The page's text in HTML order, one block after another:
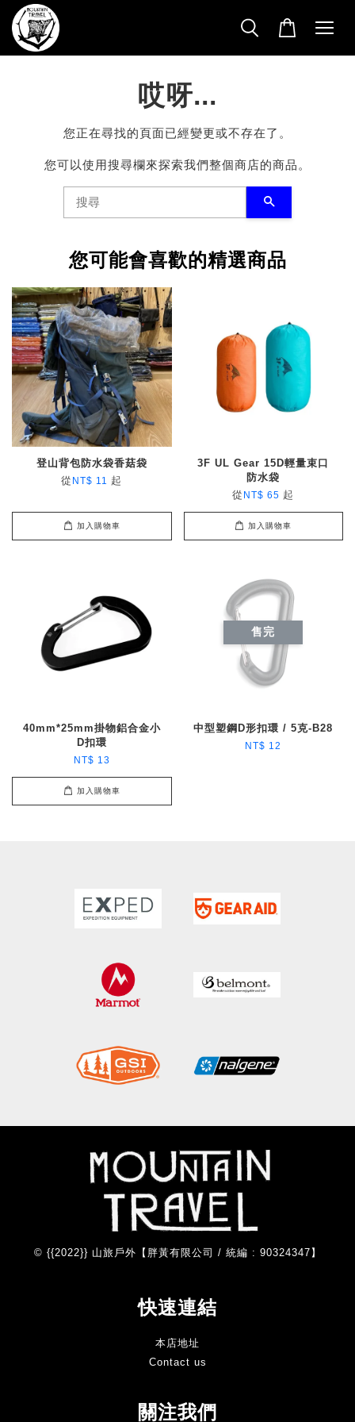
哎呀...
您正在尋找的頁面已經變更或不存在了。
您可以使用搜尋欄來探索我們整個商店的商品。
您可能會喜歡的精選商品
登山背包防水袋香菇袋
從 NT$ 11 起
加入購物車
3F UL Gear 15D輕量束口
防水袋
從 NT$ 65 起
加入購物車
40mm*25mm掛物鋁合金小
D扣環
NT$ 13
加入購物車
售完
中型塑鋼D形扣環 / 5克-B28
NT$ 12
© {{2022}} 山旅戶外【胖黃有限公司 / 統編 : 90324347】
快速連結
本店地址
Contact us
關注我們